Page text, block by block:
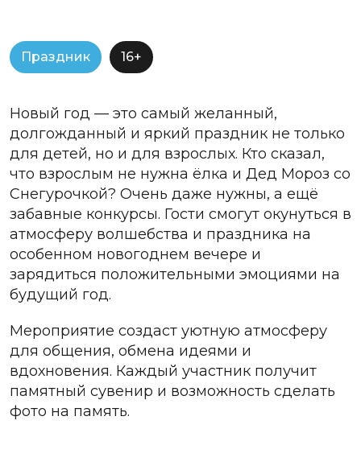
Праздник 16+
Новый год — это самый желанный,
долгожданный и яркий праздник не только
для детей, но и для взрослых. Кто сказал,
что взрослым не нужна ёлка и Дед Мороз со
Снегурочкой? Очень даже нужны, а ещё
забавные конкурсы. Гости смогут окунуться в
атмосферу волшебства и праздника на
особенном новогоднем вечере и
зарядиться положительными эмоциями на
будущий год.
Мероприятие создаст уютную атмосферу
для общения, обмена идеями и
вдохновения. Каждый участник получит
памятный сувенир и возможность сделать
фото на память.